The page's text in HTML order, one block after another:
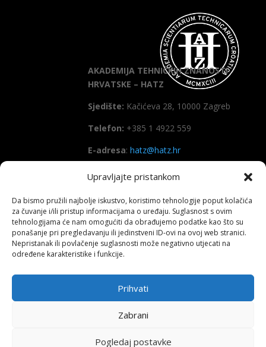
Upravljajte pristankom
Da bismo pružili najbolje iskustvo, koristimo tehnologije poput kolačića
za čuvanje i/ili pristup informacijama o uređaju. Suglasnost s ovim
tehnologijama će nam omogućiti da obrađujemo podatke kao što su
ponašanje pri pregledavanju ili jedinstveni ID-ovi na ovoj web stranici.
Nepristanak ili povlačenje suglasnosti može negativno utjecati na
određene karakteristike i funkcije.
Prihvati
Zabrani
Pogledaj postavke
AKADEMIJA TEHNIČKIH ZNANOSTI
HRVATSKE – HATZ
Sjedište: Kačićeva 28, 10000 Zagreb
Telefon: +385 1 4922 559
E-adresa: hatz@hatz.hr
OIB: 89465386965
IBAN HR7923600001101573628
(Zagrebačka banka d.d)
SWIFT: ZABAHR2X